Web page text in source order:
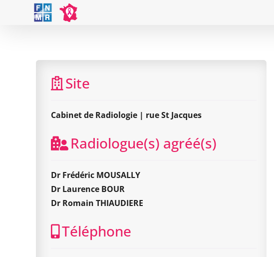
Site
Cabinet de Radiologie | rue St Jacques
Radiologue(s) agréé(s)
Dr Frédéric MOUSALLY
Dr Laurence BOUR
Dr Romain THIAUDIERE
Téléphone